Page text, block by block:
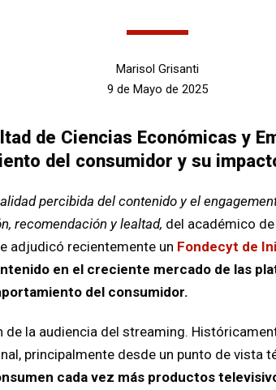
Marisol Grisanti
9 de Mayo de 2025
de Ciencias Económicas y
del consumidor y su
percibida del contenido y el
recomendación y lealtad, del académico de
adjudicó recientemente un Fondecyt de
en el creciente mercado de las
del consumidor.
de la audiencia del streaming.
principalmente desde un punto de vista
cada vez más productos